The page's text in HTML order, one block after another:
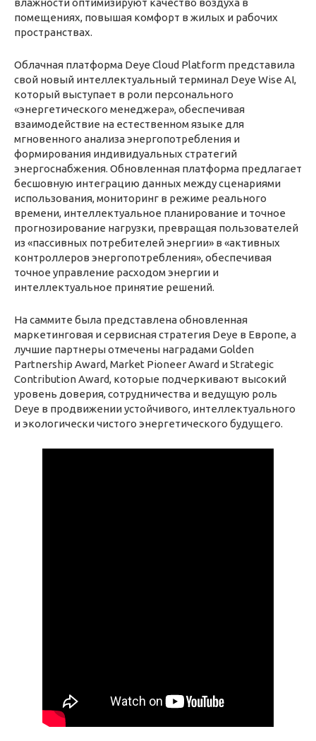
помещениях, повышая комфорт в жилых и рабочих
пространствах.
Облачная платформа Deye Cloud Platform представила
свой новый интеллектуальный терминал Deye Wise AI,
который выступает в роли персонального
«энергетического менеджера», обеспечивая
взаимодействие на естественном языке для
мгновенного анализа энергопотребления и
формирования индивидуальных стратегий
энергоснабжения. Обновленная платформа предлагает
бесшовную интеграцию данных между сценариями
использования, мониторинг в режиме реального
времени, интеллектуальное планирование и точное
прогнозирование нагрузки, превращая пользователей
из «пассивных потребителей энергии» в «активных
контроллеров энергопотребления», обеспечивая
точное управление расходом энергии и
интеллектуальное принятие решений.
На саммите была представлена обновленная
маркетинговая и сервисная стратегия Deye в Европе, а
лучшие партнеры отмечены наградами Golden
Partnership Award, Market Pioneer Award и Strategic
Contribution Award, которые подчеркивают высокий
уровень доверия, сотрудничества и ведущую роль
Deye в продвижении устойчивого, интеллектуального
и экологически чистого энергетического будущего.